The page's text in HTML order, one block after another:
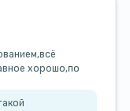
хорошо,по